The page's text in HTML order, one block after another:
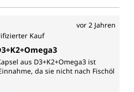
vor 2 Jahren
von 5 von 5 Sternen
Kauf
aus D3+K2+Omega3 ist
da sie nicht nach Fischöl